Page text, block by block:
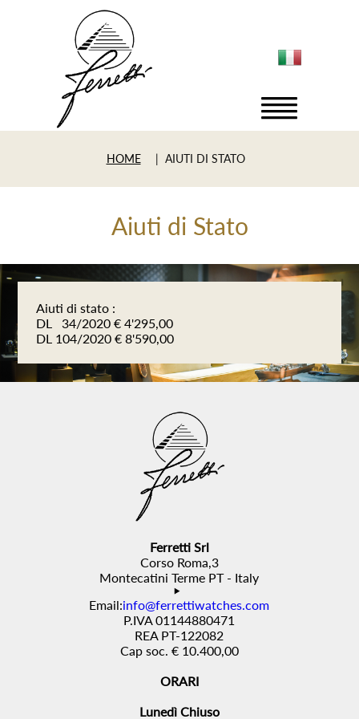
HOME | AIUTI DI STATO
Aiuti di Stato
Aiuti di stato :
DL 34/2020 € 4'295,00
DL 104/2020 € 8'590,00
Ferretti Srl
Corso Roma,3
Montecatini Terme PT - Italy
Email:info@ferrettiwatches.com
P.IVA 01144880471
REA PT-122082
Cap soc. € 10.400,00
ORARI
Lunedì Chiuso